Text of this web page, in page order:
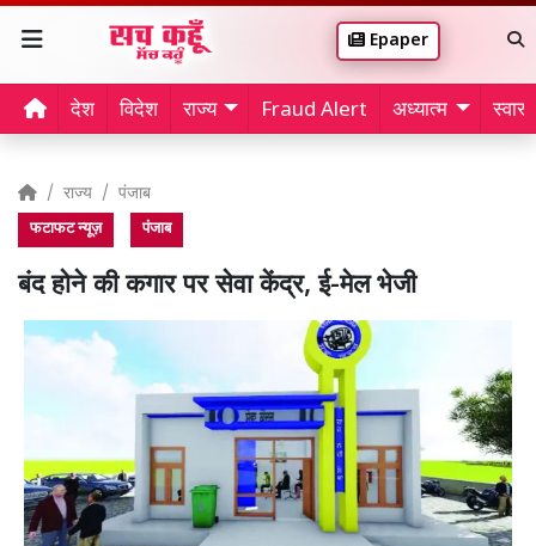
Epaper
देश विदेश राज्य Fraud Alert अध्यात्म
राज्य पंजाब
फटाफट न्यूज़ पंजाब
बंद होने की कगार पर सेवा केंद्र, ई-मेल भेजी